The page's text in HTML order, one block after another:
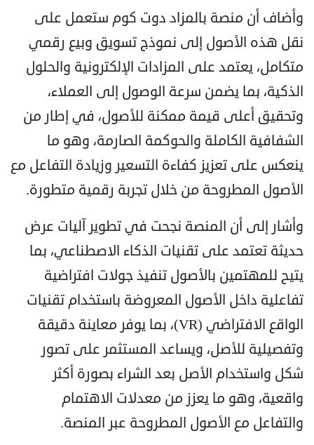
وأضاف أن منصة بالمزاد دوت كوم ستعمل على
نقل هذه الأصول إلى نموذج تسويق وبيع رقمي
متكامل، يعتمد على المزادات الإلكترونية والحلول
الذكية، بما يضمن سرعة الوصول إلى العملاء،
وتحقيق أعلى قيمة ممكنة للأصول، في إطار من
الشفافية الكاملة والحوكمة الصارمة، وهو ما
ينعكس على تعزيز كفاءة التسعير وزيادة التفاعل مع
الأصول المطروحة من خلال تجربة رقمية متطورة.
وأشار إلى أن المنصة نجحت في تطوير آليات عرض
حديثة تعتمد على تقنيات الذكاء الاصطناعي، بما
يتيح للمهتمين بالأصول تنفيذ جولات افتراضية
تفاعلية داخل الأصول المعروضة باستخدام تقنيات
الواقع الافتراضي (VR)، بما يوفر معاينة دقيقة
وتفصيلية للأصل، ويساعد المستثمر على تصور
شكل واستخدام الأصل بعد الشراء بصورة أكثر
واقعية، وهو ما يعزز من معدلات الاهتمام
والتفاعل مع الأصول المطروحة عبر المنصة.